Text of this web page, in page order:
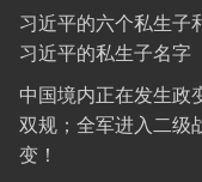
习近平的六个私生子
习近平的私生子名字
中国境内正在发生政
双规；全军进入二级
变！